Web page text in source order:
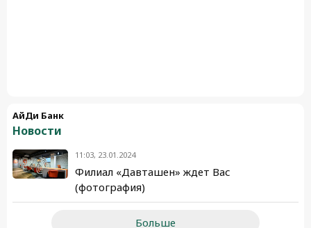
АйДи Банк
Новости
11:03, 23.01.2024
Филиал «Давташен» ждет Вас
(фотография)
Больше